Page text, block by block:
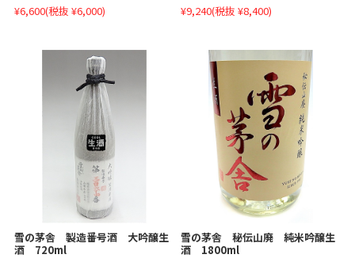
¥6,600(税抜 ¥6,000)
¥9,240(税抜 ¥8,400)
雪の茅舎 製造番号酒 大吟醸生
酒 720ml
雪の茅舎 秘伝山廃 純米吟醸生
酒 1800ml